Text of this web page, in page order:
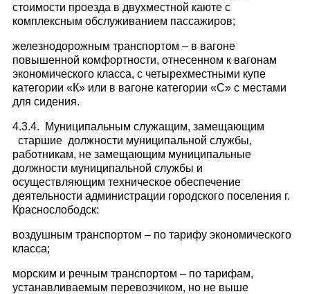
стоимости проезда в двухместной каюте с
комплексным обслуживанием пассажиров;
железнодорожным транспортом – в вагоне
повышенной комфортности, отнесенном к вагонам
экономического класса, с четырехместными купе
категории «К» или в вагоне категории «С» с местами
для сидения.
4.3.4. Муниципальным служащим, замещающим
старшие должности муниципальной службы,
работникам, не замещающим муниципальные
должности муниципальной службы и
осуществляющим техническое обеспечение
деятельности администрации городского поселения г.
Краснослободск:
воздушным транспортом – по тарифу экономического
класса;
морским и речным транспортом – по тарифам,
устанавливаемым перевозчиком, но не выше